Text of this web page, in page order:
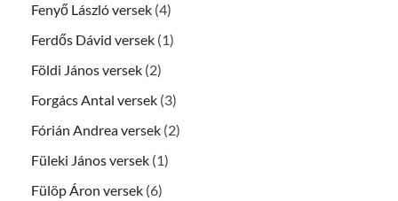
Fenyő László versek (4)
Ferdős Dávid versek (1)
Földi János versek (2)
Forgács Antal versek (3)
Fórián Andrea versek (2)
Füleki János versek (1)
Fülöp Áron versek (6)